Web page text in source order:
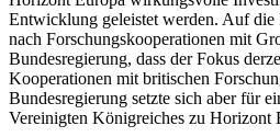
Entwicklung geleistet werden. Auf die
nach Forschungskooperationen mit
Bundesregierung, dass der Fokus
Kooperationen mit britischen
Bundesregierung setzte sich aber für
Vereinigten Königreiches zu Horizont